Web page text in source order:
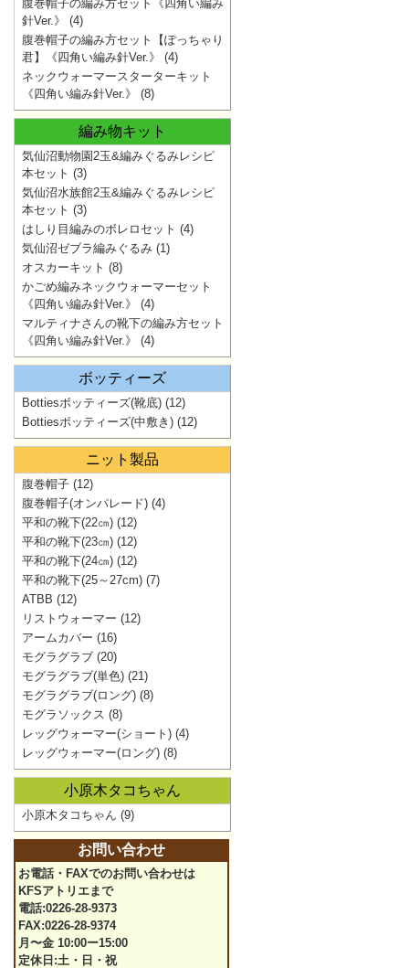
腹巻帽子の編み方セット《四角い編み
針Ver.》
(4)
腹巻帽子の編み方セット【ぽっちゃり
君】《四角い編み針Ver.》
(4)
ネックウォーマースターターキット
《四角い編み針Ver.》
(8)
編み物キット
気仙沼動物園2玉&編みぐるみレシピ
本セット (3)
気仙沼水族館2玉&編みぐるみレシピ
本セット (3)
はしり目編みのボレロセット (4)
気仙沼ゼブラ編みぐるみ (1)
オスカーキット (8)
かごめ編みネックウォーマーセット
《四角い編み針Ver.》
(4)
マルティナさんの靴下の編み方セット
《四角い編み針Ver.》
(4)
ボッティーズ
Bottiesボッティーズ(靴底) (12)
Bottiesボッティーズ(中敷き) (12)
ニット製品
腹巻帽子 (12)
腹巻帽子(オンパレード) (4)
平和の靴下(22㎝) (12)
平和の靴下(23㎝) (12)
平和の靴下(24㎝) (12)
平和の靴下(25～27cm) (7)
ATBB (12)
リストウォーマー (12)
アームカバー (16)
モグラグラブ (20)
モグラグラブ(単色) (21)
モグラグラブ(ロング) (8)
モグラソックス (8)
レッグウォーマー(ショート) (4)
レッグウォーマー(ロング) (8)
小原木タコちゃん
小原木タコちゃん (9)
お問い合わせ
お電話・FAXでのお問い合わせは
KFSアトリエまで
電話:0226-28-9373
FAX:0226-28-9374
月〜金 10:00ー15:00
定休日:土・日・祝